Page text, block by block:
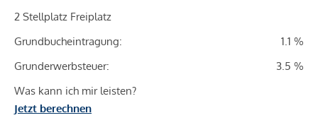
2 Stellplatz Freiplatz
Grundbucheintragung:
1.1 %
Grunderwerbsteuer:
3.5 %
Was kann ich mir leisten?
Jetzt berechnen